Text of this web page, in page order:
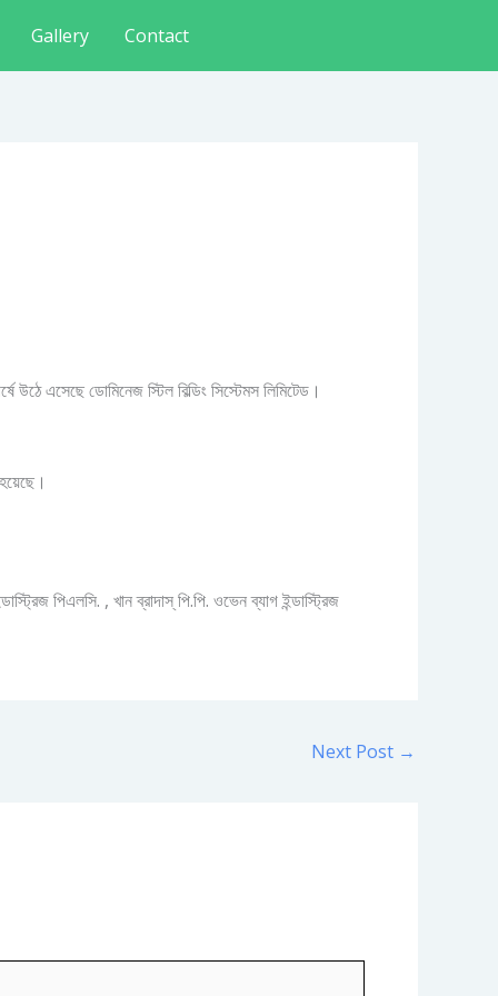
Gallery Contact
উঠে এসেছে ডোমিনেজ স্টিল বিল্ডিং সিস্টেমস লিমিটেড।
পিএলসি. , খান ব্রাদাস্‌ পি.পি. ওভেন ব্যাগ ইন্ডাস্ট্রিজ
Next Post →